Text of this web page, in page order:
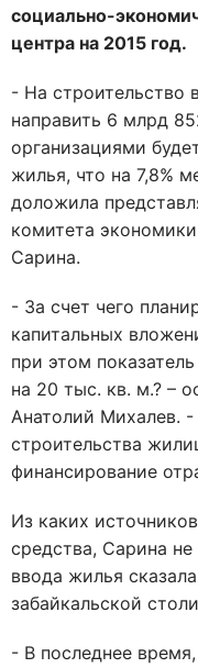
социально-
центра на 2015 год.
- На строительство
направить 6 млрд
организациями
жилья, что на 7,8%
доложила
комитета
Сарина.
- За счет чего
капитальных
при этом
на 20 тыс. кв. м.? –
Анатолий Михалев.
строительства
финансирование
Из каких
средства, Сарина
ввода жилья
забайкальской
- В последнее